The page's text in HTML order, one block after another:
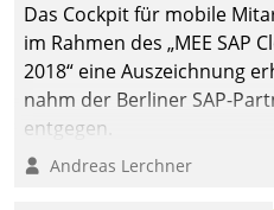
Das Cockpit für mobile
im Rahmen des „MEE SAP
2018“ eine Auszeichnung
nahm der Berliner SAP-
entgegen.
Andreas Lerchner